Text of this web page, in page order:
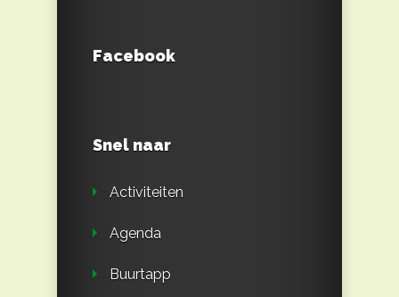
Facebook
Snel naar
Activiteiten
Agenda
Buurtapp